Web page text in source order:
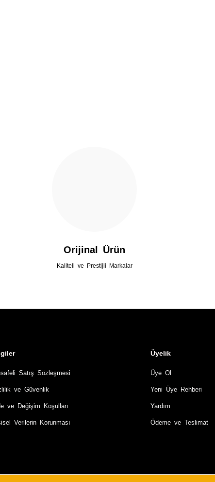
Orijinal Ürün
Kaliteli ve Prestijli Markalar
Satış Sözleşmesi
ve Güvenlik
ve Değişim Koşulları
Verilerin Korunması
Üyelik
Üye Ol
Yeni Üye Rehberi
Yardım
Ödeme ve Teslimat